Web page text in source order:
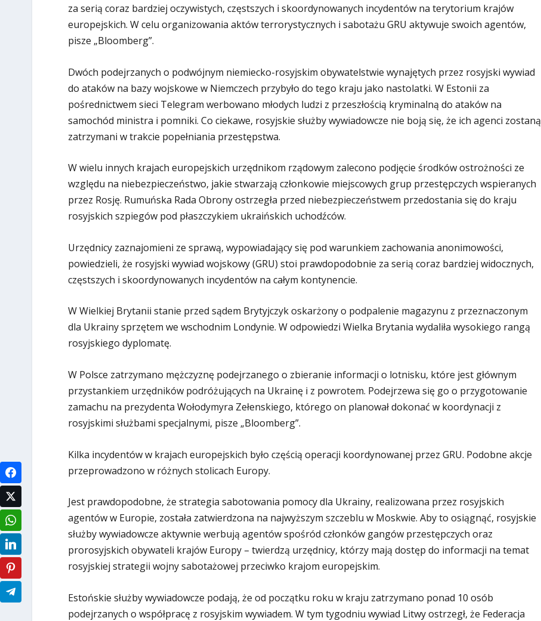
za serią coraz bardziej oczywistych, częstszych i skoordynowanych incydentów na terytorium krajów
europejskich. W celu organizowania aktów terrorystycznych i sabotażu GRU aktywuje swoich agentów,
pisze „Bloomberg”.
Dwóch podejrzanych o podwójnym niemiecko-rosyjskim obywatelstwie wynajętych przez rosyjski wywiad
do ataków na bazy wojskowe w Niemczech przybyło do tego kraju jako nastolatki. W Estonii za
pośrednictwem sieci Telegram werbowano młodych ludzi z przeszłością kryminalną do ataków na
samochód ministra i pomniki. Co ciekawe, rosyjskie służby wywiadowcze nie boją się, że ich agenci zostaną
zatrzymani w trakcie popełniania przestępstwa.
W wielu innych krajach europejskich urzędnikom rządowym zalecono podjęcie środków ostrożności ze
względu na niebezpieczeństwo, jakie stwarzają członkowie miejscowych grup przestępczych wspieranych
przez Rosję. Rumuńska Rada Obrony ostrzegła przed niebezpieczeństwem przedostania się do kraju
rosyjskich szpiegów pod płaszczykiem ukraińskich uchodźców.
Urzędnicy zaznajomieni ze sprawą, wypowiadający się pod warunkiem zachowania anonimowości,
powiedzieli, że rosyjski wywiad wojskowy (GRU) stoi prawdopodobnie za serią coraz bardziej widocznych,
częstszych i skoordynowanych incydentów na całym kontynencie.
W Wielkiej Brytanii stanie przed sądem Brytyjczyk oskarżony o podpalenie magazynu z przeznaczonym
dla Ukrainy sprzętem we wschodnim Londynie. W odpowiedzi Wielka Brytania wydaliła wysokiego rangą
rosyjskiego dyplomatę.
W Polsce zatrzymano mężczyznę podejrzanego o zbieranie informacji o lotnisku, które jest głównym
przystankiem urzędników podróżujących na Ukrainę i z powrotem. Podejrzewa się go o przygotowanie
zamachu na prezydenta Wołodymyra Zełenskiego, którego on planował dokonać w koordynacji z
rosyjskimi służbami specjalnymi, pisze „Bloomberg”.
Kilka incydentów w krajach europejskich było częścią operacji koordynowanej przez GRU. Podobne akcje
przeprowadzono w różnych stolicach Europy.
Jest prawdopodobne, że strategia sabotowania pomocy dla Ukrainy, realizowana przez rosyjskich
agentów w Europie, została zatwierdzona na najwyższym szczeblu w Moskwie. Aby to osiągnąć, rosyjskie
służby wywiadowcze aktywnie werbują agentów spośród członków gangów przestępczych oraz
prorosyjskich obywateli krajów Europy – twierdzą urzędnicy, którzy mają dostęp do informacji na temat
rosyjskiej strategii wojny sabotażowej przeciwko krajom europejskim.
Estońskie służby wywiadowcze podają, że od początku roku w kraju zatrzymano ponad 10 osób
podejrzanych o współpracę z rosyjskim wywiadem. W tym tygodniu wywiad Litwy ostrzegł, że Federacja